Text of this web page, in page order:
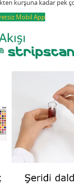
kurşuna kadar pek
Mobil App